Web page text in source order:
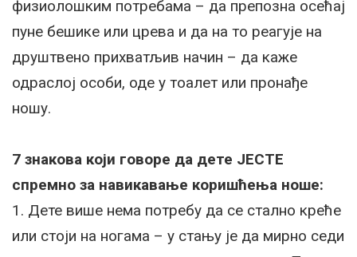
физиолошким потребама – да препозна осећај
пуне бешике или црева и да на то реагује на
друштвено прихватљив начин – да каже
одраслој особи, оде у тоалет или пронађе
ношу.
7 знакова који говоре да дете ЈЕСТЕ
спремно за навикавање коришћења ноше:
1. Дете више нема потребу да се стално креће
или стоји на ногама – у стању је да мирно седи